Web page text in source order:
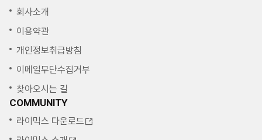
회사소개
이용약관
개인정보취급방침
이메일무단수집거부
찾아오시는 길
COMMUNITY
라이믹스 다운로드